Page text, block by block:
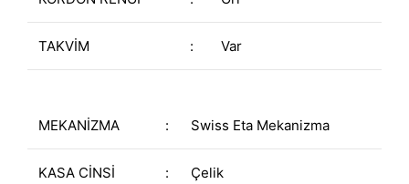
TAKVİM : Var
MEKANİZMA : Swiss Eta Mekanizma
KASA CİNSİ : Çelik